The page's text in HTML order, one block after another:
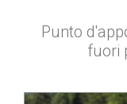
Punto
fuori